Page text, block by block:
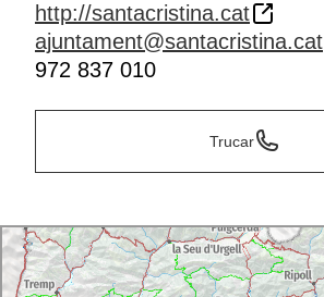
http://santacristina.cat
ajuntament@santacristina.cat
972 837 010
Trucar